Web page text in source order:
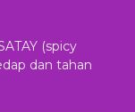
(spicy
dan tahan